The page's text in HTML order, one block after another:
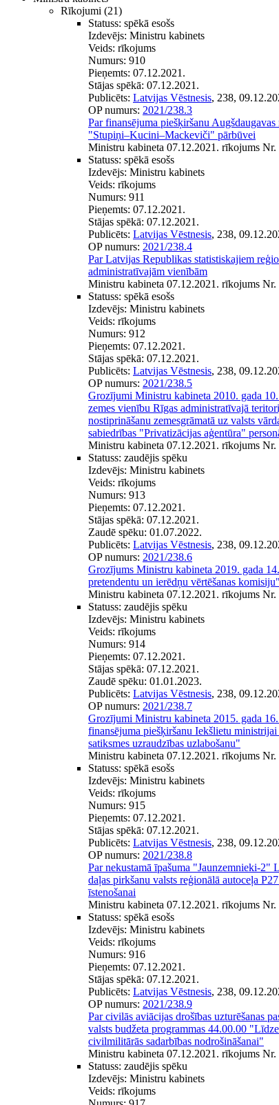
Rīkojumi (21)
Statuss: spēkā esošs
Izdevējs: Ministru kabinets
Veids: rīkojums
Numurs: 910
Pieņemts: 07.12.2021.
Stājas spēkā: 07.12.2021.
Publicēts: Latvijas Vēstnesis, 238,
OP numurs: 2021/238.3
Par finansējuma piešķiršanu
"Stupiņi–Kucini–Mackeviči" pārbūvei
Ministru kabineta 07.12.2021. rīkojums Nr.
Statuss: spēkā esošs
Izdevējs: Ministru kabinets
Veids: rīkojums
Numurs: 911
Pieņemts: 07.12.2021.
Stājas spēkā: 07.12.2021.
Publicēts: Latvijas Vēstnesis, 238,
OP numurs: 2021/238.4
Par Latvijas Republikas statistiskajiem
administratīvajām vienībām
Ministru kabineta 07.12.2021. rīkojums Nr.
Statuss: spēkā esošs
Izdevējs: Ministru kabinets
Veids: rīkojums
Numurs: 912
Pieņemts: 07.12.2021.
Stājas spēkā: 07.12.2021.
Publicēts: Latvijas Vēstnesis, 238,
OP numurs: 2021/238.5
Grozījumi Ministru kabineta 2010. gada
zemes vienību Rīgas administratīvajā
nostiprināšanu zemesgrāmatā uz valsts
sabiedrības "Privatizācijas aģentūra"
Ministru kabineta 07.12.2021. rīkojums Nr.
Statuss: zaudējis spēku
Izdevējs: Ministru kabinets
Veids: rīkojums
Numurs: 913
Pieņemts: 07.12.2021.
Stājas spēkā: 07.12.2021.
Zaudē spēku: 01.07.2022.
Publicēts: Latvijas Vēstnesis, 238,
OP numurs: 2021/238.6
Grozījums Ministru kabineta 2019. gada
pretendentu un ierēdņu vērtēšanas komisiju"
Ministru kabineta 07.12.2021. rīkojums Nr.
Statuss: zaudējis spēku
Izdevējs: Ministru kabinets
Veids: rīkojums
Numurs: 914
Pieņemts: 07.12.2021.
Stājas spēkā: 07.12.2021.
Zaudē spēku: 01.01.2023.
Publicēts: Latvijas Vēstnesis, 238,
OP numurs: 2021/238.7
Grozījumi Ministru kabineta 2015. gada
finansējuma piešķiršanu Iekšlietu
satiksmes uzraudzības uzlabošanu"
Ministru kabineta 07.12.2021. rīkojums Nr.
Statuss: spēkā esošs
Izdevējs: Ministru kabinets
Veids: rīkojums
Numurs: 915
Pieņemts: 07.12.2021.
Stājas spēkā: 07.12.2021.
Publicēts: Latvijas Vēstnesis, 238,
OP numurs: 2021/238.8
Par nekustamā īpašuma "Jaunzemnieki-2"
daļas pirkšanu valsts reģionālā autoceļa
īstenošanai
Ministru kabineta 07.12.2021. rīkojums Nr.
Statuss: spēkā esošs
Izdevējs: Ministru kabinets
Veids: rīkojums
Numurs: 916
Pieņemts: 07.12.2021.
Stājas spēkā: 07.12.2021.
Publicēts: Latvijas Vēstnesis, 238,
OP numurs: 2021/238.9
Par civilās aviācijas drošības uzturēšanas
valsts budžeta programmas 44.00.00
civilmilitārās sadarbības nodrošināšanai"
Ministru kabineta 07.12.2021. rīkojums Nr.
Statuss: zaudējis spēku
Izdevējs: Ministru kabinets
Veids: rīkojums